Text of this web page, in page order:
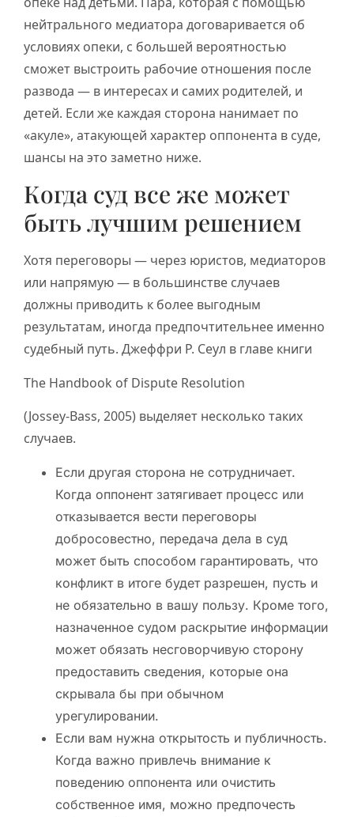
нейтрального медиатора договаривается об
условиях опеки, с большей вероятностью
сможет выстроить рабочие отношения после
развода — в интересах и самих родителей, и
детей. Если же каждая сторона нанимает по
«акуле», атакующей характер оппонента в суде,
шансы на это заметно ниже.
Когда суд все же может
быть лучшим решением
Хотя переговоры — через юристов, медиаторов
или напрямую — в большинстве случаев
должны приводить к более выгодным
результатам, иногда предпочтительнее именно
судебный путь. Джеффри Р. Сеул в главе книги
The Handbook of Dispute Resolution
(Jossey-Bass, 2005) выделяет несколько таких
случаев.
Если другая сторона не сотрудничает.
Когда оппонент затягивает процесс или
отказывается вести переговоры
добросовестно, передача дела в суд
может быть способом гарантировать, что
конфликт в итоге будет разрешен, пусть и
не обязательно в вашу пользу. Кроме того,
назначенное судом раскрытие информации
может обязать несговорчивую сторону
предоставить сведения, которые она
скрывала бы при обычном
урегулировании.
Если вам нужна открытость и публичность.
Когда важно привлечь внимание к
поведению оппонента или очистить
собственное имя, можно предпочесть